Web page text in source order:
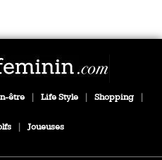
être Life Style Shopping
Joueuses